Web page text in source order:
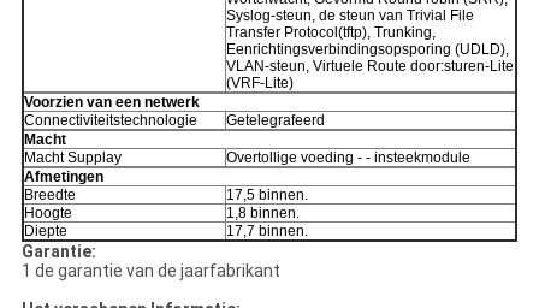
Syslog-steun, de steun van Trivial File
Transfer Protocol(tftp), Trunking,
Eenrichtingsverbindingsopsporing (UDLD),
VLAN-steun, Virtuele Route door:sturen-Lite
(VRF-Lite)
Voorzien van een netwerk
Connectiviteitstechnologie
Getelegrafeerd
Macht
Macht Supplay
Overtollige voeding - - insteekmodule
Afmetingen
Breedte
17,5 binnen.
Hoogte
1,8 binnen.
Diepte
17,7 binnen.
Garantie:
1 de garantie van de jaarfabrikant